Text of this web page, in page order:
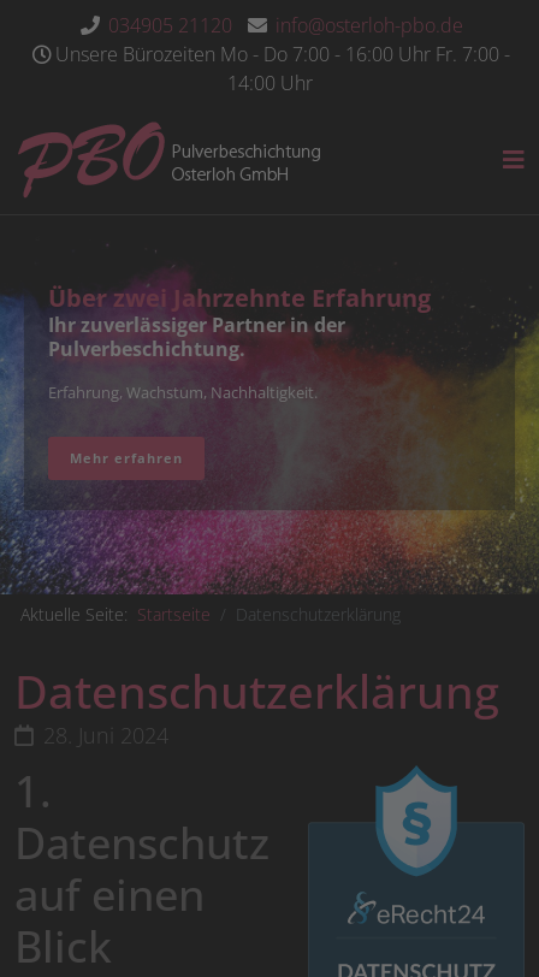
034905 21120
info@osterloh-pbo.de
Unsere Bürozeiten Mo - Do 7:00 - 16:00 Uhr Fr. 7:00 -
14:00 Uhr
Über zwei Jahrzehnte Erfahrung
Ihr zuverlässiger Partner in der
Pulverbeschichtung.
Erfahrung, Wachstum, Nachhaltigkeit.
Mehr erfahren
Aktuelle Seite: Startseite Datenschutzerklärung
Datenschutzerklärung
28. Juni 2024
1.
Datenschutz
auf einen
Blick